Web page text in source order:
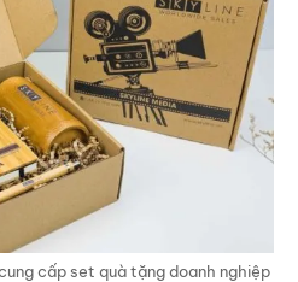
cấp set quà tặng doanh nghiệp